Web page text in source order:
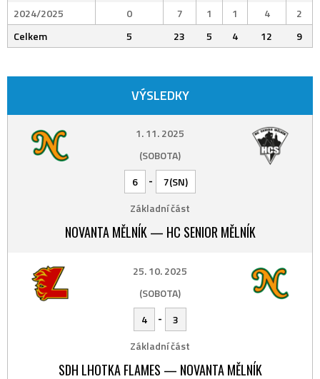
2024/2025
0 7 1 1 4
2
Celkem
5 23 5 4 12 9
VÝSLEDKY
1. 11. 2025
(SOBOTA)
6
-
7(SN)
Základní část
NOVANTA MĚLNÍK — HC SENIOR MĚLNÍK
25. 10. 2025
(SOBOTA)
4
-
3
Základní část
SDH LHOTKA FLAMES — NOVANTA MĚLNÍK